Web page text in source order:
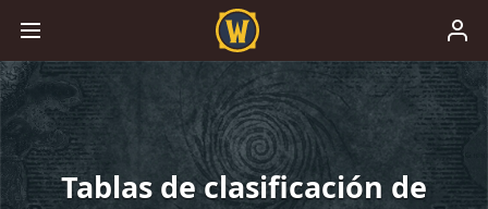
Tablas de clasificación de